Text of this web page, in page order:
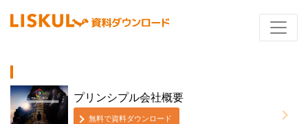
プリンシプル会社概要
無料で資料ダウンロード